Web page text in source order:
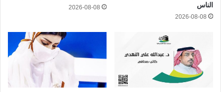
الناس
2026-08-08
2026-08-08